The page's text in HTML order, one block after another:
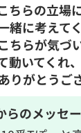
ちらの立場
緒に考えて
ちらが気づ
動いてくれ
りがとうご
らのメッセ